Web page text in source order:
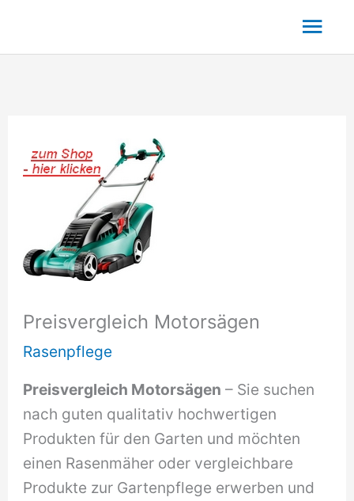
springen
Preisvergleich Motorsägen
Rasenpflege
Preisvergleich Motorsägen – Sie suchen
nach guten qualitativ hochwertigen
Produkten für den Garten und möchten
einen Rasenmäher oder vergleichbare
Produkte zur Gartenpflege erwerben und